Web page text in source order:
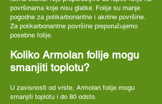
površinama koje nisu glatke. Folije su manje
pogodne za polikarbonantne i akrilne površine.
Za polikarbonantne površine preporučujemo
posebne folije.
Koliko Armolan folije mogu
smanjiti toplotu?
U zavisnosti od vrste, Armolan folije mogu
smanjiti toplotu i do 80 odsto.